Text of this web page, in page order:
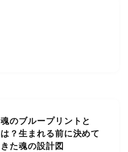
魂のブループリントと
は？生まれる前に決めて
きた魂の設計図